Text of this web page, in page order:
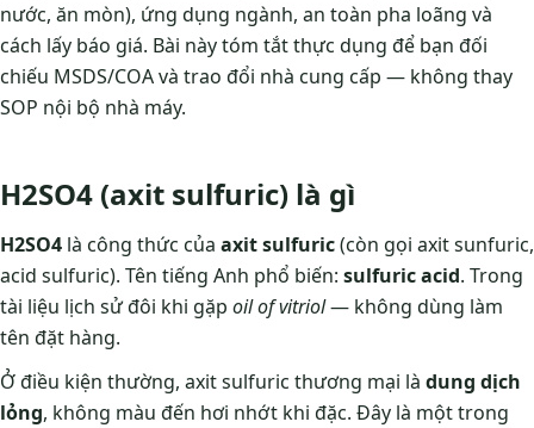
nước, ăn mòn), ứng dụng ngành, an toàn pha loãng và
cách lấy báo giá. Bài này tóm tắt thực dụng để bạn đối
chiếu MSDS/COA và trao đổi nhà cung cấp — không thay
SOP nội bộ nhà máy.
H2SO4 (axit sulfuric) là gì
H2SO4 là công thức của axit sulfuric(còn gọi axit sunfuric,
acid sulfuric). Tên tiếng Anh phổ biến: sulfuric acid. Trong
tài liệu lịch sử đôi khi gặp oil of vitriol— không dùng làm
tên đặt hàng.
Ở điều kiện thường, axit sulfuric thương mại là dung dịch
lỏng, không màu đến hơi nhớt khi đặc. Đây là một trong